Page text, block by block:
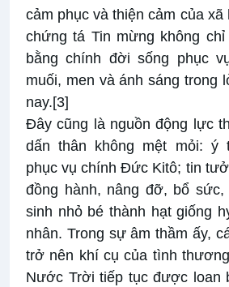
cảm phục và thiện cảm của xã
chứng tá Tin mừng không
bằng chính đời sống phục
muối, men và ánh sáng trong
nay.[3]
Đây cũng là nguồn động lực
dấn thân không mệt mỏi: ý
phục vụ chính Đức Kitô; tin
đồng hành, nâng đỡ, bổ
sinh nhỏ bé thành hạt giống
nhân. Trong sự âm thầm ấy,
trở nên khí cụ của tình
Nước Trời tiếp tục được loan